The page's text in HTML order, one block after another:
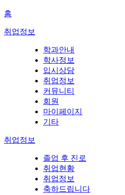
홈
취업정보
학과안내
학사정보
입시상담
취업정보
커뮤니티
회원
마이페이지
기타
취업정보
졸업 후 진로
취업현황
취업정보
축하드립니다